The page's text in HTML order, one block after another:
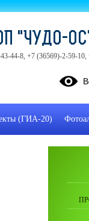
"ЧУДО-
44-8, +7 (36569)-2-59-10,
(ГИА-20)